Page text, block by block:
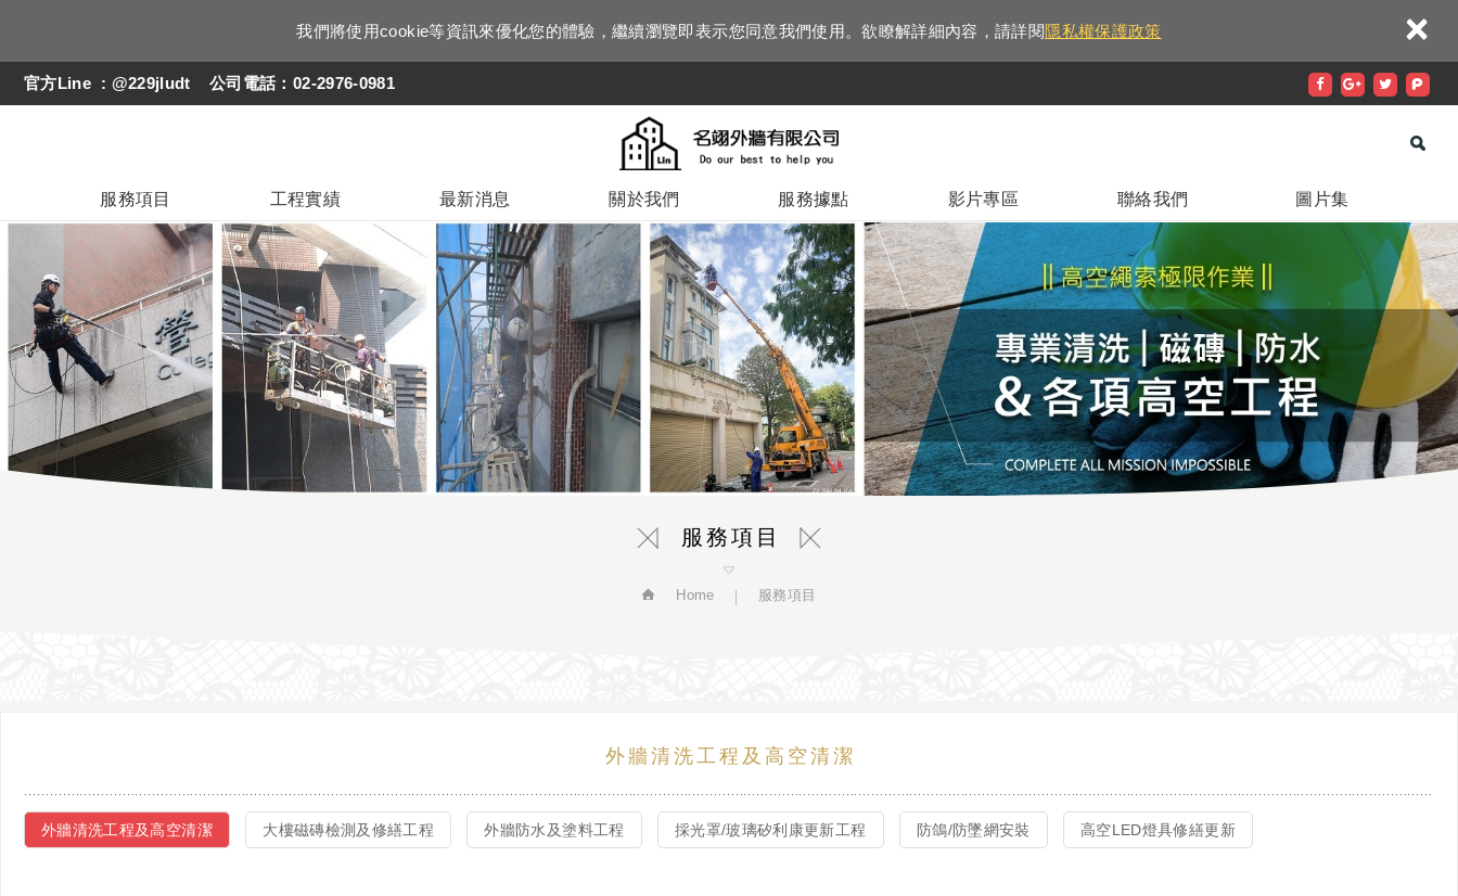
我們將使用cookie等資訊來優化您的體驗，繼續瀏覽即表示您同意我們使用。欲瞭解詳細內容，請詳閱隱私權保護政策 ×
官方Line : @229jludt 公司電話：02-2976-0981
服務項目 工程實績 最新消息 關於我們 服務據點 影片專區 聯絡我們 圖片集
服務項目
Home 服務項目
外牆清洗工程及高空清潔
外牆清洗工程及高空清潔 大樓磁磚檢測及修繕工程 外牆防水及塗料工程 採光罩/玻璃矽利康更新工程 防鴿/防墜網安裝 高空LED燈具修繕更新